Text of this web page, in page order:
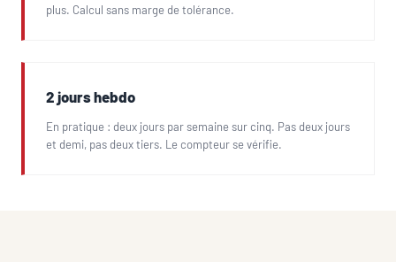
plus. Calcul sans marge de tolérance.
2 jours hebdo
En pratique : deux jours par semaine sur cinq. Pas deux jours
et demi, pas deux tiers. Le compteur se vérifie.